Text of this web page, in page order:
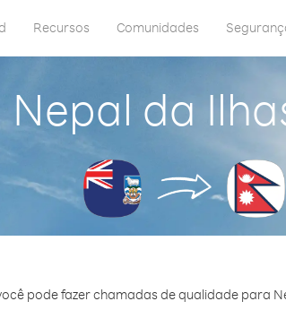
Recursos Comunidades
da
pode fazer chamadas de qualidade para